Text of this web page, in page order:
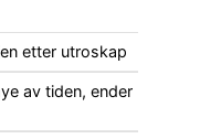
etter utroskap
av tiden, ender